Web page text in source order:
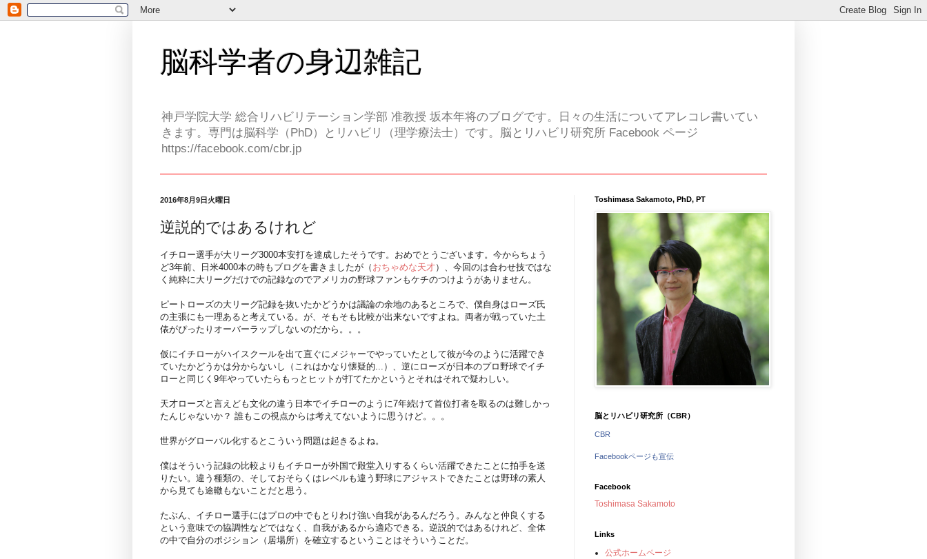
脳科学者の身辺雑記
神戸学院大学 総合リハビリテーション学部 准教授 坂本年将のブログです。日々の生活についてアレコレ書いてい
きます。専門は脳科学（PhD）とリハビリ（理学療法士）です。脳とリハビリ研究所 Facebook ページ
https://facebook.com/cbr.jp
2016年8月9日火曜日
逆説的ではあるけれど
イチロー選手が大リーグ3000本安打を達成したそうです。おめでとうございます。今からちょう
ど3年前、日米4000本の時もブログを書きましたが（ おちゃめな天才）、今回のは合わせ技ではな
く純粋に大リーグだけでの記録なのでアメリカの野球ファンもケチのつけようがありません。
ピートローズの大リーグ記録を抜いたかどうかは議論の余地のあるところで、僕自身はローズ氏
の主張にも一理あると考えている。が、そもそも比較が出来ないですよね。両者が戦っていた土
俵がぴったりオーバーラップしないのだから。。。
仮にイチローがハイスクールを出て直ぐにメジャーでやっていたとして彼が今のように活躍でき
ていたかどうかは分からないし（これはかなり懐疑的...）、逆にローズが日本のプロ野球でイチ
ローと同じく9年やっていたらもっとヒットが打てたかというとそれはそれで疑わしい。
天才ローズと言えども文化の違う日本でイチローのように7年続けて首位打者を取るのは難しかっ
たんじゃないか？ 誰もこの視点からは考えてないように思うけど。。。
世界がグローバル化するとこういう問題は起きるよね。
僕はそういう記録の比較よりもイチローが外国で殿堂入りするくらい活躍できたことに拍手を送
りたい。違う種類の、そしておそらくはレベルも違う野球にアジャストできたことは野球の素人
から見ても途轍もないことだと思う。
たぶん、イチロー選手にはプロの中でもとりわけ強い自我があるんだろう。みんなと仲良くする
という意味での協調性などではなく、自我があるから適応できる。逆説的ではあるけれど、全体
の中で自分のポジション（居場所）を確立するということはそういうことだ。
Toshimasa Sakamoto, PhD, PT
脳とリハビリ研究所（CBR）
CBR
Facebookページも宣伝
Facebook
Toshimasa Sakamoto
Links
公式ホームページ